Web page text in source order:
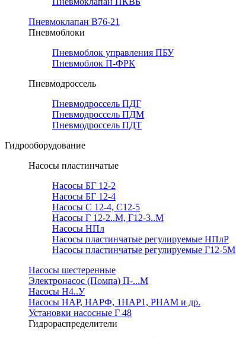
Пневмоклапан В76-21
Пневмоблоки
Пневмоблок управления ПБУ
Пневмоблок П-ФРК
Пневмодроссель
Пневмодроссель ПДГ
Пневмодроссель ПДМ
Пневмодроссель ПДТ
Гидрооборудование
Насосы пластинчатые
Насосы БГ 12-2
Насосы БГ 12-4
Насосы С 12-4, С12-5
Насосы Г 12-2..М, Г12-3..М
Насосы НПл
Насосы пластинчатые регулируемые НПлР
Насосы пластинчатые регулируемые Г12-5М
Насосы шестеренные
Электронасос (Помпа) П-...М
Насосы Н4..У
Насосы НАР, НАРФ, 1НАР1, РНАМ и др.
Установки насосные Г 48
Гидрораспределители